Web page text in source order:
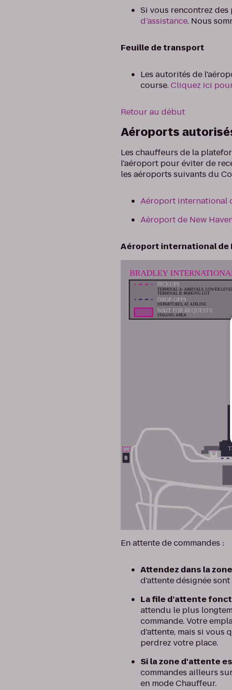
Si vous rencontrez
d’assistance. Nous
Feuille de transport
Les autorités de
course.Cliquez ici
Retour au début
Aéroports
Les chauffeurs de la
l'aéroport pour éviter de
les aéroports suivants du
Aéroport international
Aéroport de New
Aéroport international de
En attente de commandes :
Attendez dans la
d'attente désignée
La file d'attente
attendu le plus
commande. Votre
d'attente, mais si vous
perdrez votre place.
Si la zone d'attente
commandes ailleurs
en mode Chauffeur.